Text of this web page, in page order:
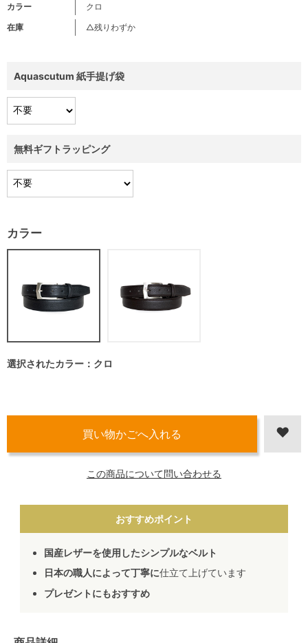
カラー
クロ
在庫
△残りわずか
Aquascutum 紙手提げ袋
無料ギフトラッピング
カラー
選択されたカラー：クロ
この商品について問い合わせる
おすすめポイント
国産レザーを使用したシンプルなベルト
日本の職人によって丁寧に仕立て上げています
プレゼントにもおすすめ